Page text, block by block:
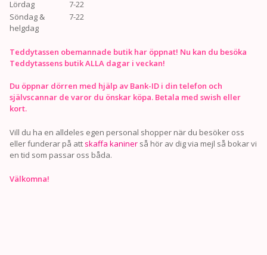
Lördag
7-22
Söndag &
helgdag
7-22
Teddytassen obemannade butik har öppnat! Nu kan du besöka
Teddytassens butik ALLA dagar i veckan!
Du öppnar dörren med hjälp av Bank-ID i din telefon och
självscannar de varor du önskar köpa. Betala med swish eller
kort.
Vill du ha en alldeles egen personal shopper när du besöker oss
eller funderar på att skaffa kaniner så hör av dig via mejl så bokar vi
en tid som passar oss båda.
Välkomna!